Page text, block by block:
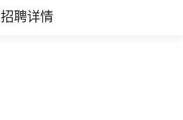
招聘详情